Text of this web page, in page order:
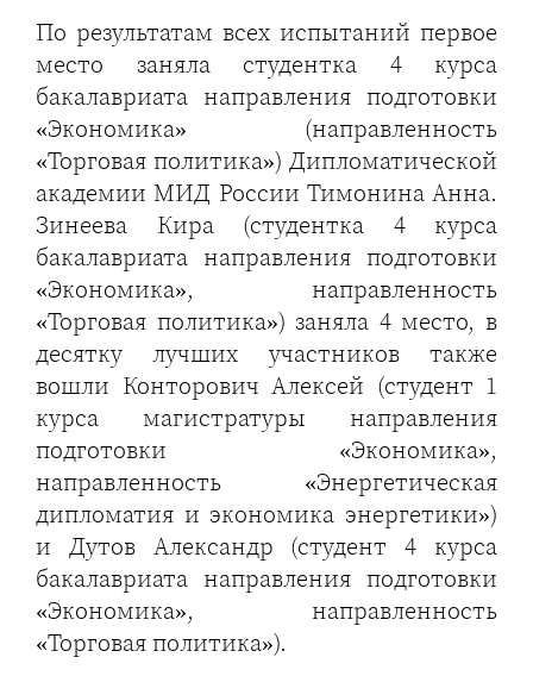
По результатам всех испытаний первое
место заняла студентка 4 курса
бакалавриата направления подготовки
«Экономика» (направленность
«Торговая политика») Дипломатической
академии МИД России Тимонина Анна.
Зинеева Кира (студентка 4 курса
бакалавриата направления подготовки
«Экономика», направленность
«Торговая политика») заняла 4 место, в
десятку лучших участников также
вошли Конторович Алексей (студент 1
курса магистратуры направления
подготовки «Экономика»,
направленность «Энергетическая
дипломатия и экономика энергетики»)
и Дутов Александр (студент 4 курса
бакалавриата направления подготовки
«Экономика», направленность
«Торговая политика»).